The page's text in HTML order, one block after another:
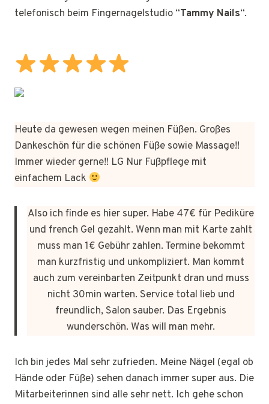
telefonisch beim Fingernagelstudio “Tammy Nails“.
Heute da gewesen wegen meinen Füßen. Großes
Dankeschön für die schönen Füße sowie Massage!!
Immer wieder gerne!! LG Nur Fußpflege mit
einfachem Lack
Also ich finde es hier super. Habe 47€ für Pediküre
und french Gel gezahlt. Wenn man mit Karte zahlt
muss man 1€ Gebühr zahlen. Termine bekommt
man kurzfristig und unkompliziert. Man kommt
auch zum vereinbarten Zeitpunkt dran und muss
nicht 30min warten. Service total lieb und
freundlich, Salon sauber. Das Ergebnis
wunderschön. Was will man mehr.
Ich bin jedes Mal sehr zufrieden. Meine Nägel (egal ob
Hände oder Füße) sehen danach immer super aus. Die
Mitarbeiterinnen sind alle sehr nett. Ich gehe schon